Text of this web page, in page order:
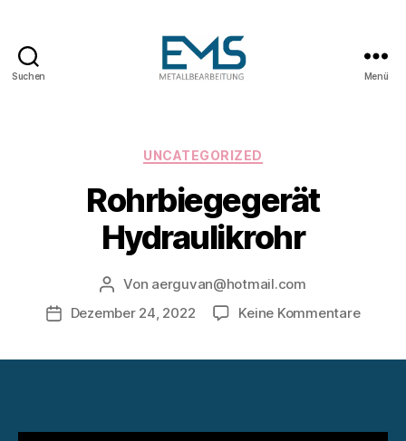
Suchen Menü
Kategorien
UNCATEGORIZED
Rohrbiegegerät
Hydraulikrohr
Beitragsautor
Von aerguvan@hotmail.com
Veröffentlichungsdatum
Dezember 24, 2022 Keine Kommentarezu